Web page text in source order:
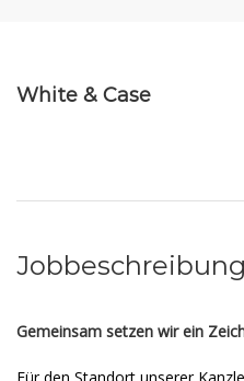
White & Case
Jobbeschreibung
Gemeinsam setzen wir ein